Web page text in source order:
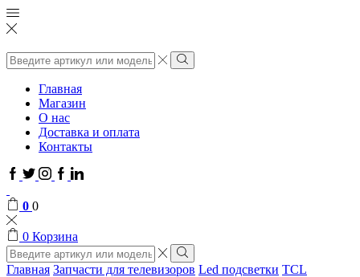
Поиск
ввода
Поиск
Главная
Магазин
О нас
Доставка и оплата
Контакты
Facebook
TwitterInstagram
GoogleLinkedin
0 0
0 Корзина
Поиск
ввода
Поиск
Главная Запчасти для телевизоров Led подсветки TCL